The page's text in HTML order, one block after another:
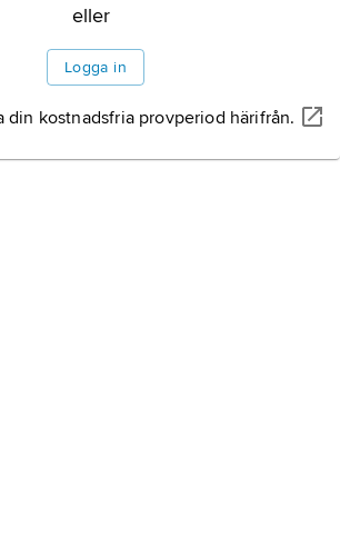
eller
Logga in
din kostnadsfria provperiod härifrån.